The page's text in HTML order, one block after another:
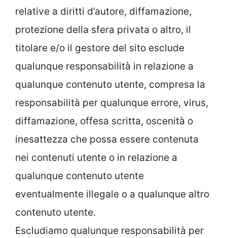
relative a diritti d’autore, diffamazione,
protezione della sfera privata o altro, il
titolare e/o il gestore del sito esclude
qualunque responsabilità in relazione a
qualunque contenuto utente, compresa la
responsabilità per qualunque errore, virus,
diffamazione, offesa scritta, oscenità o
inesattezza che possa essere contenuta
nei contenuti utente o in relazione a
qualunque contenuto utente
eventualmente illegale o a qualunque altro
contenuto utente.
Escludiamo qualunque responsabilità per